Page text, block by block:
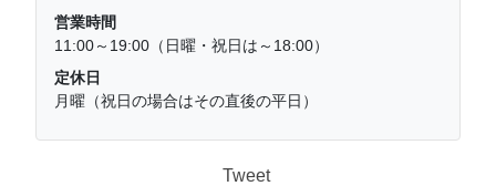
営業時間
11:00～19:00（日曜・祝日は～18:00）
定休日
月曜（祝日の場合はその直後の平日）
Tweet